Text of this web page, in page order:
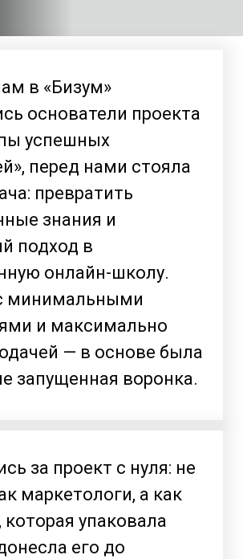
в «Бизум»
основатели проекта
успешных
перед нами стояла
превратить
знания и
подход в
онлайн-школу.
минимальными
и максимально
— в основе была
запущенная воронка.
за проект с нуля: не
маркетологи, а как
упаковала
его до